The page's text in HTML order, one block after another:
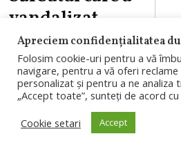
7
,
2
0
2
6
vandalizat
Transfăgărășa
nul din „iubire”.
Ce sancțiuni
riscă. Replica
bărbatului
Apreciem confidențialitatea
Folosim cookie-uri pentru a vă
navigare, pentru a vă oferi
personalizat și pentru a ne analiza
„Accept toate”, sunteți de acord
Cookie setari
Accept